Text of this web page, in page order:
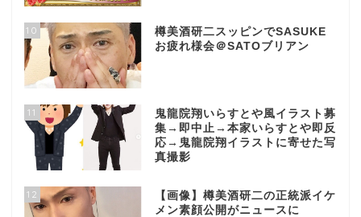
10
樽美酒研二スッピンでSASUKE
お疲れ様会＠SATOブリアン
11
鬼龍院翔いらすとや風イラスト募
集→即中止→本家いらすとや即反
応→鬼龍院翔イラストに寄せた写
真撮影
12
【画像】樽美酒研二の正統派イケ
メン素顔公開がニュースに